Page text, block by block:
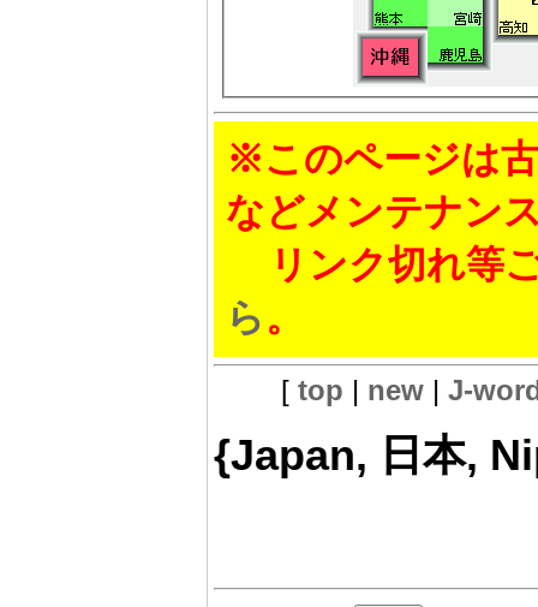
※このページは
などメンテナン
リンク切れ等
ら。
[ top | new| J-
{Japan, 日本,